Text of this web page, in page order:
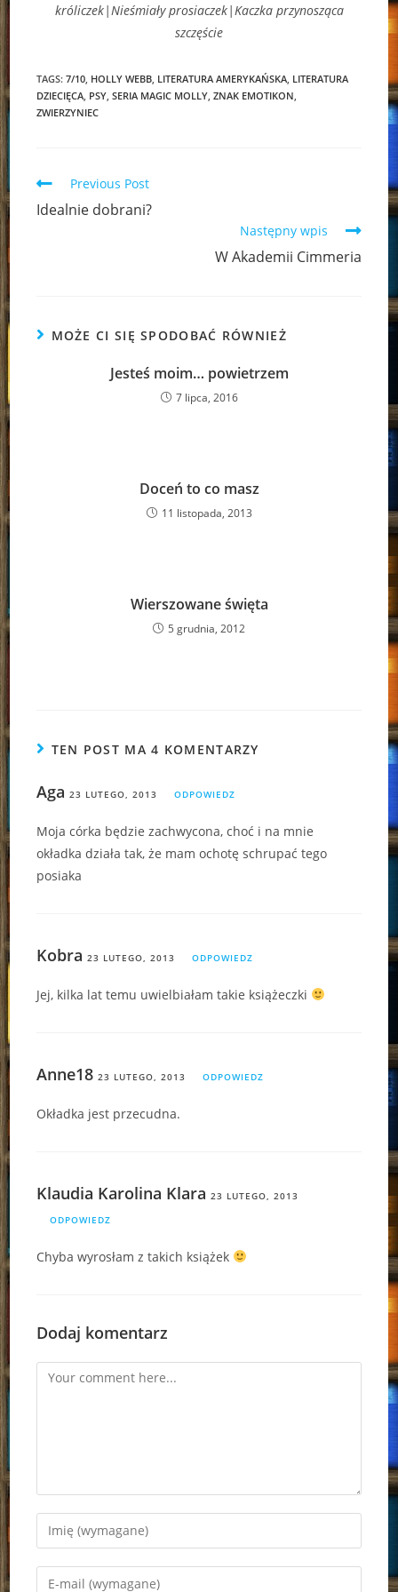
króliczek|Nieśmiały prosiaczek|Kaczka przynosząca
szczęście
TAGS:7/10 HOLLY WEBB LITERATURA AMERYKAŃSKA LITERATURA
DZIECIĘCA PSY SERIA MAGIC MOLLY ZNAK EMOTIKON
ZWIERZYNIEC
Read
articles
Previous Post
Idealnie dobrani?
Następny wpis
W Akademii Cimmeria
MOŻE CI SIĘ SPODOBAĆ RÓWNIEŻ
Jesteś moim… powietrzem
7 lipca, 2016
Doceń to co masz
11 listopada, 2013
Wierszowane święta
5 grudnia, 2012
TEN POST MA 4 KOMENTARZY
Aga 23 LUTEGO, 2013 ODPOWIEDZ
Moja córka będzie zachwycona, choć i na mnie
okładka działa tak, że mam ochotę schrupać tego
posiaka
Kobra 23 LUTEGO, 2013 ODPOWIEDZ
Jej, kilka lat temu uwielbiałam takie książeczki
Anne18 23 LUTEGO, 2013 ODPOWIEDZ
Okładka jest przecudna.
Klaudia Karolina Klara 23 LUTEGO, 2013
ODPOWIEDZ
Chyba wyrosłam z takich książek
Dodaj komentarz
Comment
Enter
your
name
Enter